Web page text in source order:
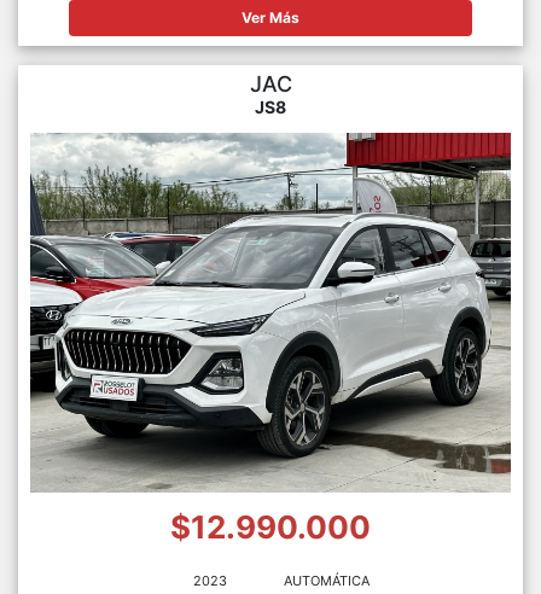
Ver Más
JAC
JS8
$12.990.000
2023
AUTOMÁTICA